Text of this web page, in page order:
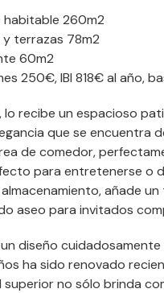
habitable 260m2
terrazas 78m2
60m2
250€, IBI 818€ al año,
lo recibe un espacioso
que se encuentra
de comedor,
para entretenerse o
añade
aseo para invitados
diseño
ha sido renovado
superior no sólo brinda